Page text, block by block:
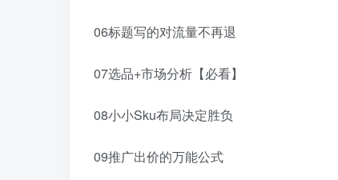
06标题写的对流量不再退
07选品+市场分析【必看】
08小小Sku布局决定胜负
09推广出价的万能公式